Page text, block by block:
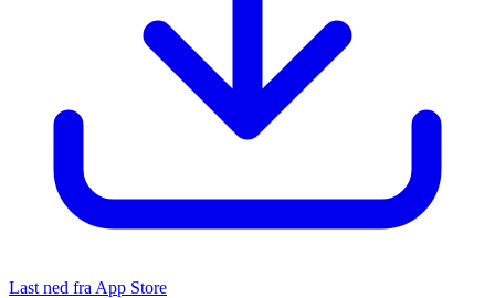
Last ned fra App Store